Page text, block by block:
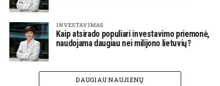
INVESTAVIMAS
Kaip atsirado populiari investavimo priemonė,
naudojama daugiau nei milijono lietuvių?
DAUGIAU NAUJIENŲ